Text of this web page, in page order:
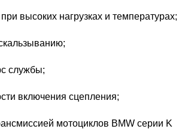
высоких нагрузках и температурах;
службы;
включения сцепления;
мотоциклов BMW серии K